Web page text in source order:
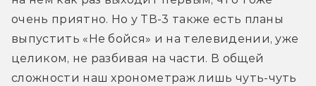
очень приятно. Но у ТВ-3 также есть планы
выпустить «Не бойся» и на телевидении, уже
целиком, не разбивая на части. В общей
сложности наш хронометраж лишь чуть-чуть